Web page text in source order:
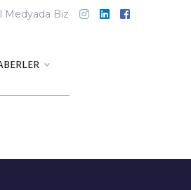
Medyada Biz